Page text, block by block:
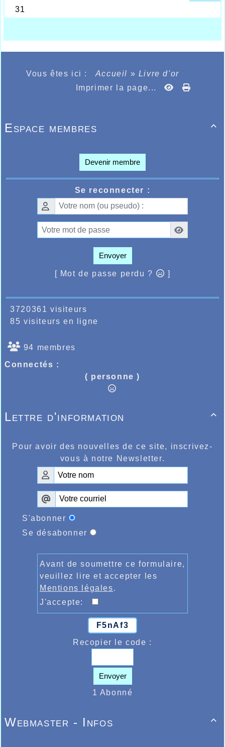
Vous êtes ici : Accueil » Livre d'or
Imprimer la page...

Espace membres
Devenir membre
Se reconnecter :
Envoyer
[ Mot de passe perdu ? ]
3720361 visiteurs
85 visiteurs en ligne
94 membres
Connectés :
( personne )

Lettre d'information
Pour avoir des nouvelles de ce site, inscrivez-
vous à notre Newsletter.
S'abonner
Se désabonner
Avant de soumettre ce formulaire,
veuillez lire et accepter les
Mentions légales.
J'accepte:
F5nAf3
Recopier le code :
Envoyer
1 Abonné

Webmaster - Infos